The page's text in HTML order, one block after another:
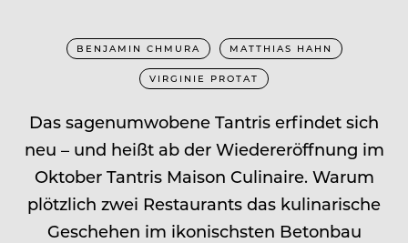
BENJAMIN CHMURA MATTHIAS HAHN
VIRGINIE PROTAT
Das sagenumwobene Tantris erfindet sich
neu – und heißt ab der Wiedereröffnung im
Oktober Tantris Maison Culinaire. Warum
plötzlich zwei Restaurants das kulinarische
Geschehen im ikonischsten Betonbau